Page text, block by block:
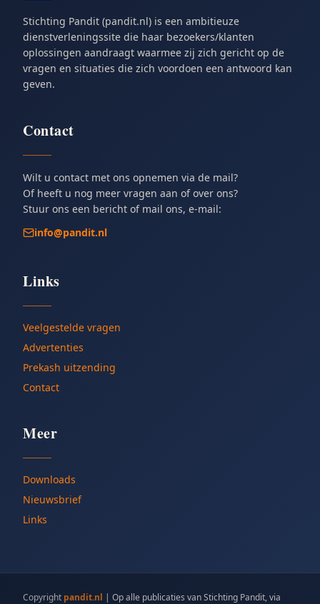
Stichting Pandit (pandit.nl) is een ambitieuze
dienstverleningssite die haar bezoekers/klanten
oplossingen aandraagt waarmee zij zich gericht op de
vragen en situaties die zich voordoen een antwoord kan
geven.
Contact
Wilt u contact met ons opnemen via de mail?
Of heeft u nog meer vragen aan of over ons?
Stuur ons een bericht of mail ons, e-mail:
info@pandit.nl
Links
Veelgestelde vragen
Advertenties
Prekash uitzending
Contact
Meer
Downloads
Nieuwsbrief
Links
Copyright pandit.nl | Op alle publicaties van Stichting Pandit, via